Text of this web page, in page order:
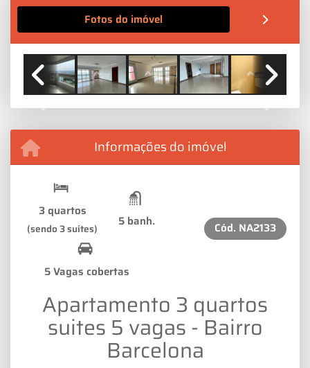
Fotos do imóvel
Previous Next
Informações do imóvel
3 quartos
(sendo 3 suítes) 5 banh.
5 Vagas cobertas
Cód. NA2133
Apartamento 3 quartos
suites 5 vagas - Bairro
Barcelona